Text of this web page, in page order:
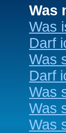
Was
Was
Darf
Was
Darf
Was
Was
Was